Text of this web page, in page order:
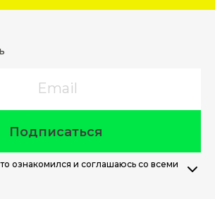
Подписаться
ознакомился и соглашаюсь со всеми